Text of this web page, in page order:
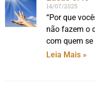
14/07/2025
“Por que
não fazem o
com quem
Leia Mais »